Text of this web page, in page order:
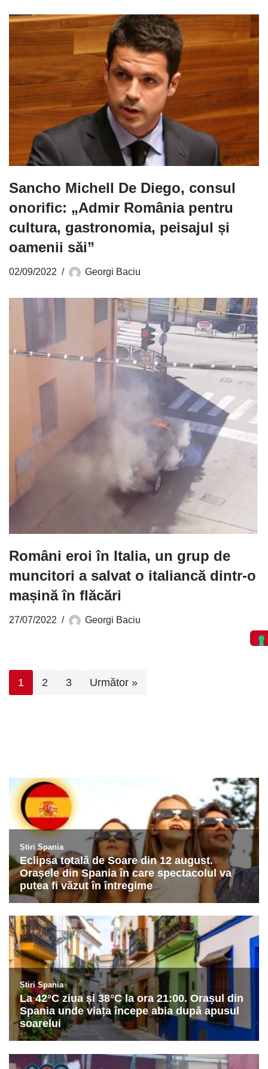
Sancho Michell De Diego, consul
onorific: „Admir România pentru
cultura, gastronomia, peisajul și
oamenii săi”
02/09/2022 Georgi Baciu
Români eroi în Italia, un grup de
muncitori a salvat o italiancă dintr-o
mașină în flăcări
27/07/2022 Georgi Baciu
1 2 3 Următor »